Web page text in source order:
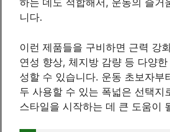
하는 데도 적합해서, 운동의 즐거
니다.
이런 제품들을 구비하면 근력 강
연성 향상, 체지방 감량 등 다양
성할 수 있습니다. 운동 초보자부
두 사용할 수 있는 폭넓은 선택지
스타일을 시작하는 데 큰 도움이